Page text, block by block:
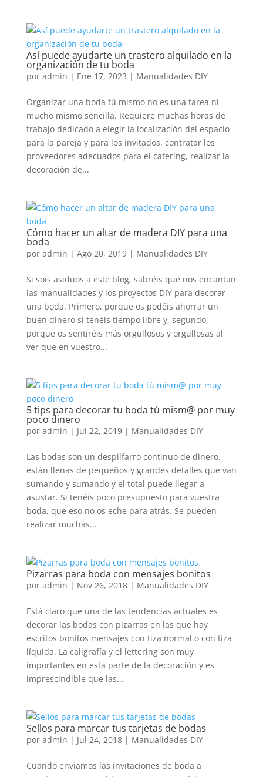
Así puede ayudarte un trastero alquilado en la
organización de tu boda
por admin | Ene 17, 2023 | Manualidades DIY
Organizar una boda tú mismo no es una tarea ni
mucho mismo sencilla. Requiere muchas horas de
trabajo dedicado a elegir la localización del espacio
para la pareja y para los invitados, contratar los
proveedores adecuados para el catering, realizar la
decoración de...
Cómo hacer un altar de madera DIY para una
boda
por admin | Ago 20, 2019| Manualidades DIY
Si sois asiduos a este blog, sabréis que nos encantan
las manualidades y los proyectos DIY para decorar
una boda. Primero, porque os podéis ahorrar un
buen dinero si tenéis tiempo libre y, segundo,
porque os sentiréis más orgullosos y orgullosas al
ver que en vuestro...
5 tips para decorar tu boda tú mism@ por muy
poco dinero
por admin | Jul 22, 2019| Manualidades DIY
Las bodas son un despilfarro continuo de dinero,
están llenas de pequeños y grandes detalles que van
sumando y sumando y el total puede llegar a
asustar. Si tenéis poco presupuesto para vuestra
boda, que eso no os eche para atrás. Se pueden
realizar muchas...
Pizarras para boda con mensajes bonitos
por admin | Nov 26, 2018| Manualidades DIY
Está claro que una de las tendencias actuales es
decorar las bodas con pizarras en las que hay
escritos bonitos mensajes con tiza normal o con tiza
líquida. La caligrafía y el lettering son muy
importantes en esta parte de la decoración y es
imprescindible que las...
Sellos para marcar tus tarjetas de bodas
por admin | Jul 24, 2018| Manualidades DIY
Cuando enviamos las invitaciones de boda a